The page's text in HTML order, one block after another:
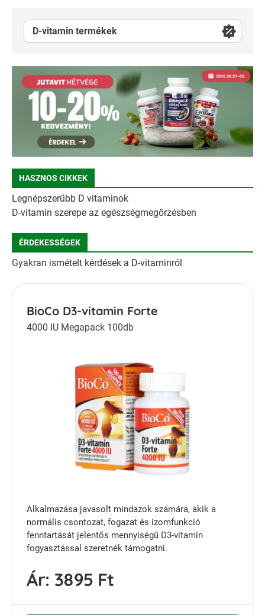
D-vitamin termékek
HASZNOS CIKKEK
Legnépszerűbb D vitaminok
D-vitamin szerepe az egészségmegőrzésben
ÉRDEKESSÉGEK
Gyakran ismételt kérdések a D-vitaminról
BioCo D3-vitamin Forte
4000 IU Megapack 100db
Alkalmazása javasolt mindazok számára, akik a
normális csontozat, fogazat és izomfunkció
fenntartását jelentős mennyiségű D3-vitamin
fogyasztással szeretnék támogatni.
Ár: 3895 Ft